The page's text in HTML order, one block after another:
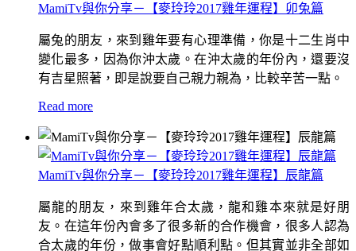
MamiTv與你分享－【麥玲玲2017雞年運程】卯兔篇
屬兔的朋友，來到雞年要有心理準備，你是十二生肖中
變化最多，因為你沖太歲。在沖太歲的年份內，還要沒
有吉星照著，即是說要自己親力親為，比較辛苦一點。
Read more
MamiTv與你分享－【麥玲玲2017雞年運程】辰龍篇
屬龍的朋友，來到雞年合太歲，龍和雞本來就是好朋
友。在這年份內會多了很多新的合作機會，很多人認為
合太歲的年份，做事會好點順利點。但其實並非全部如